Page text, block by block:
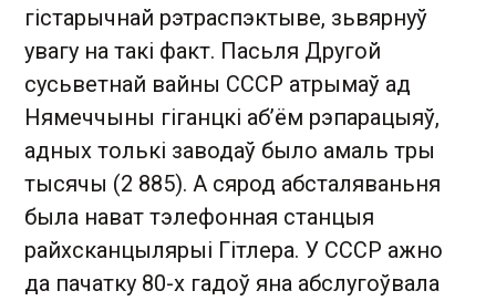
гістарычнай рэтраспэктыве, зьвярнуў
увагу на такі факт. Пасьля Другой
сусьветнай вайны СССР атрымаў ад
Нямеччыны гіганцкі аб’ём рэпарацыяў,
адных толькі заводаў было амаль тры
тысячы (2 885). А сярод абсталяваньня
была нават тэлефонная станцыя
райхсканцылярыі Гітлера. У СССР ажно
да пачатку 80-х гадоў яна абслугоўвала